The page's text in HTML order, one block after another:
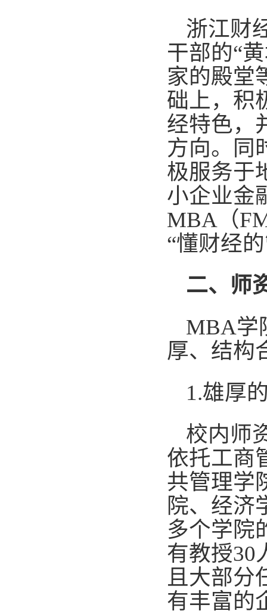
浙江财
干部的“
家的殿堂
础上，积
经特色，
方向。同
极服务于
小企业金
MBA（
“懂财经
二、师
MBA学
厚、结构
1.雄厚
校内师
依托工商
共管理学
院、经济
多个学院
有教授30
且大部分
有丰富的